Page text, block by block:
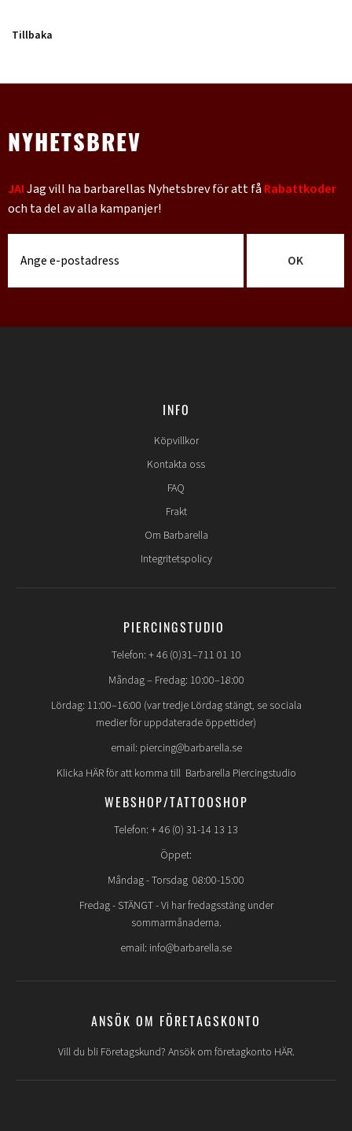
Tillbaka
NYHETSBREV
JA!Jag vill ha barbarellas Nyhetsbrev för att fåRabattkoder
och ta del av alla kampanjer!
OK
INFO
Köpvillkor
Kontakta oss
FAQ
Frakt
Om Barbarella
Integritetspolicy
PIERCINGSTUDIO
Telefon: + 46 (0)31–711 01 10
Måndag – Fredag: 10:00–18:00
Lördag: 11:00–16:00 (var tredje Lördag stängt, se sociala
medier för uppdaterade öppettider)
email: piercing@barbarella.se
Klicka HÄR för att komma till Barbarella Piercingstudio
WEBSHOP/TATTOOSHOP
Telefon: + 46 (0) 31-14 13 13
Öppet:
Måndag - Torsdag 08:00-15:00
Fredag - STÄNGT- Vi har fredagsstäng under
sommarmånaderna.
email: info@barbarella.se
ANSÖK OM FÖRETAGSKONTO
Vill du bli Företagskund? Ansök om företagkonto HÄR.